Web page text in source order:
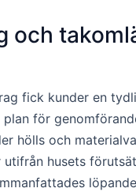
och
fick kunder en
för
hölls och
husets